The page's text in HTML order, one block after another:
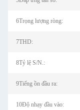
6Trọng lượng ròng:
7THD:
8Tỷ lệ S/N.:
9Tiếng ồn đầu ra:
10Độ nhạy đầu vào: